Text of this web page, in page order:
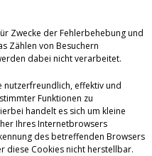
Zwecke der Fehlerbehebung und
Zählen von Besuchern
dabei nicht verarbeitet.
nutzerfreundlich, effektiv und
Funktionen zu
handelt es sich um kleine
Ihres Internetbrowsers
des betreffenden Browsers
diese Cookies nicht herstellbar.